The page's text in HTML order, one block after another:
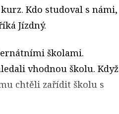
Kdo studoval s námi,
Jízdný.
školami.
vhodnou školu. Když
chtěli zařídit školu s